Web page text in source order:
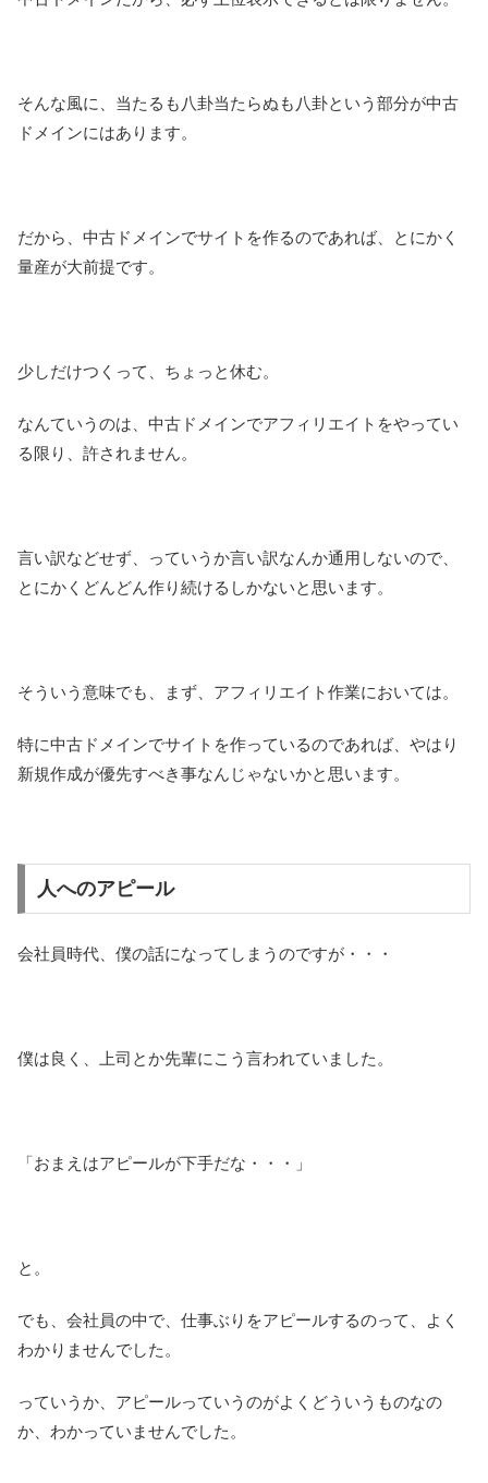
そんな風に、当たるも八卦当たらぬも八卦という部分が中古
ドメインにはあります。
だから、中古ドメインでサイトを作るのであれば、とにかく
量産が大前提です。
少しだけつくって、ちょっと休む。
なんていうのは、中古ドメインでアフィリエイトをやってい
る限り、許されません。
言い訳などせず、っていうか言い訳なんか通用しないので、
とにかくどんどん作り続けるしかないと思います。
そういう意味でも、まず、アフィリエイト作業においては。
特に中古ドメインでサイトを作っているのであれば、やはり
新規作成が優先すべき事なんじゃないかと思います。
人へのアピール
会社員時代、僕の話になってしまうのですが・・・
僕は良く、上司とか先輩にこう言われていました。
「おまえはアピールが下手だな・・・」
と。
でも、会社員の中で、仕事ぶりをアピールするのって、よく
わかりませんでした。
っていうか、アピールっていうのがよくどういうものなの
か、わかっていませんでした。